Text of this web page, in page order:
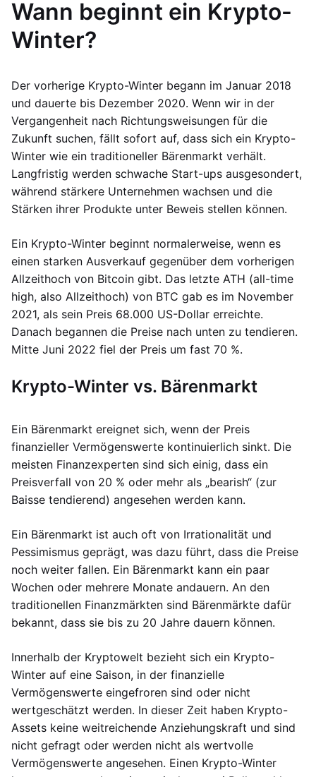
Wann beginnt ein Krypto-
Winter?
Der vorherige Krypto-Winter begann im Januar 2018
und dauerte bis Dezember 2020. Wenn wir in der
Vergangenheit nach Richtungsweisungen für die
Zukunft suchen, fällt sofort auf, dass sich ein Krypto-
Winter wie ein traditioneller Bärenmarkt verhält.
Langfristig werden schwache Start-ups ausgesondert,
während stärkere Unternehmen wachsen und die
Stärken ihrer Produkte unter Beweis stellen können.
Ein Krypto-Winter beginnt normalerweise, wenn es
einen starken Ausverkauf gegenüber dem vorherigen
Allzeithoch von Bitcoin gibt. Das letzte ATH (all-time
high, also Allzeithoch) von BTC gab es im November
2021, als sein Preis 68.000 US-Dollar erreichte.
Danach begannen die Preise nach unten zu tendieren.
Mitte Juni 2022 fiel der Preis um fast 70 %.
Krypto-Winter vs. Bärenmarkt
Ein Bärenmarkt ereignet sich, wenn der Preis
finanzieller Vermögenswerte kontinuierlich sinkt. Die
meisten Finanzexperten sind sich einig, dass ein
Preisverfall von 20 % oder mehr als „bearish“ (zur
Baisse tendierend) angesehen werden kann.
Ein Bärenmarkt ist auch oft von Irrationalität und
Pessimismus geprägt, was dazu führt, dass die Preise
noch weiter fallen. Ein Bärenmarkt kann ein paar
Wochen oder mehrere Monate andauern. An den
traditionellen Finanzmärkten sind Bärenmärkte dafür
bekannt, dass sie bis zu 20 Jahre dauern können.
Innerhalb der Kryptowelt bezieht sich ein Krypto-
Winter auf eine Saison, in der finanzielle
Vermögenswerte eingefroren sind oder nicht
wertgeschätzt werden. In dieser Zeit haben Krypto-
Assets keine weitreichende Anziehungskraft und sind
nicht gefragt oder werden nicht als wertvolle
Vermögenswerte angesehen. Einen Krypto-Winter